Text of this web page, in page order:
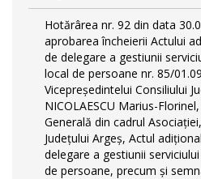
Hotărârea nr. 92 din data
aprobarea încheierii Actului
de delegare a gestiunii
local de persoane nr. 85/
Vicepreședintelui Consiliului
NICOLAESCU Marius-
Generală din cadrul
Județului Argeș, Actul
delegare a gestiunii
de persoane, precum și